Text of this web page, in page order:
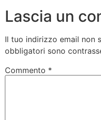
Lascia un
Il tuo indirizzo email non
obbligatori sono
Commento *